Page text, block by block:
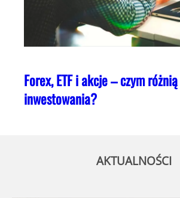
Forex, ETF i akcje – czym
inwestowania?
AKTUALNOŚCI